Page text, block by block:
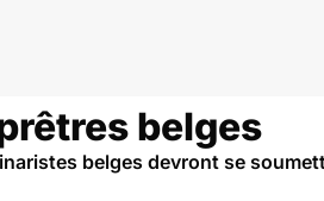
belges
belges devront se